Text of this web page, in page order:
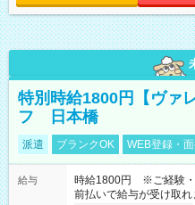
特別時給1800円【ヴァ
フ 日本橋
派遣 ブランクOK WEB登録・
給与
時給1800円 ※ご経験・
前払いで給与が受け取